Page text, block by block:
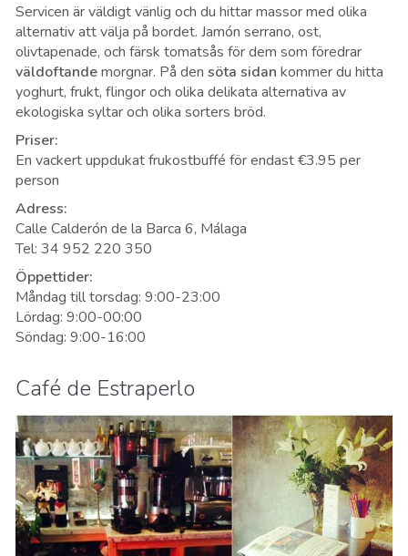
Servicen är väldigt vänlig och du hittar massor med olika
alternativ att välja på bordet. Jamón serrano, ost,
olivtapenade, och färsk tomatsås för dem som föredrar
väldoftandemorgnar. På den söta sidan kommer du hitta
yoghurt, frukt, flingor och olika delikata alternativa av
ekologiska syltar och olika sorters bröd.
Priser:
En vackert uppdukat frukostbuffé för endast €3.95 per
person
Adress:
Calle Calderón de la Barca 6, Málaga
Tel: 34 952 220 350
Öppettider:
Måndag till torsdag: 9:00-23:00
Lördag: 9:00-00:00
Söndag: 9:00-16:00
Café de Estraperlo